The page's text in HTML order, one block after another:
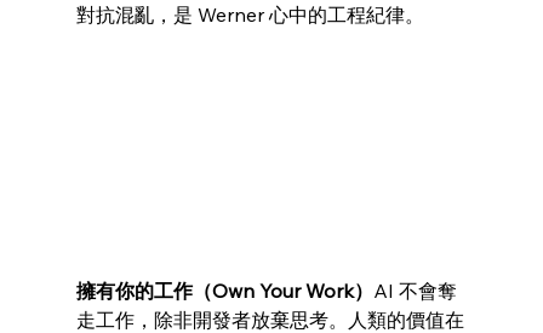
對抗混亂，是 Werner 心中的工程紀律。
擁有你的工作（Own Your Work） AI 不會奪
走工作，除非開發者放棄思考。人類的價值在